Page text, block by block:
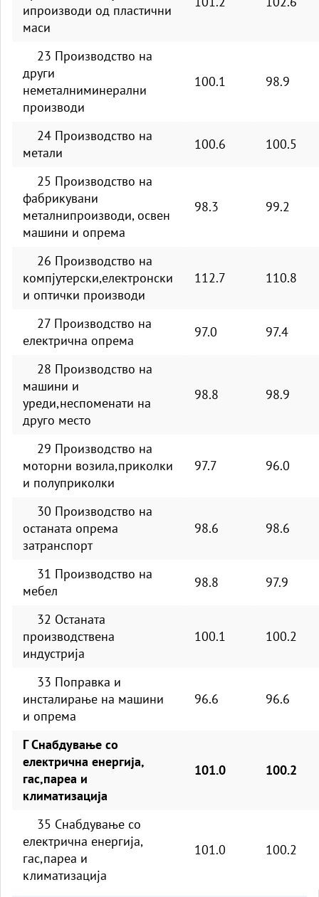
ипроизводи од пластични
маси
23 Производство на
други
неметалниминерални
производи
100.1 98.9
24 Производство на
метали
100.6 100.5
25 Производство на
фабрикувани
металнипроизводи, освен
машини и опрема
98.3 99.2
26 Производство на
компјутерски,електронски
и оптички производи
112.7 110.8
27 Производство на
електрична опрема
97.0 97.4
28 Производство на
машини и
уреди,неспомeнати на
друго место
98.8 98.9
29 Производство на
моторни возила,приколки
и полуприколки
97.7 96.0
30 Производство на
останата опрема
затранспорт
98.6 98.6
31 Производство на
мебел
98.8 97.9
32 Останата
производствена
индустрија
100.1 100.2
33 Поправка и
инсталирање на машини
и опрема
96.6 96.6
Г Снабдување со
електрична енергија,
гас,пареа и
климатизација
101.0 100.2
35 Снабдување со
електрична енергија,
гас,пареа и
климатизација
101.0 100.2